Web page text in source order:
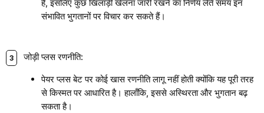
है, इसलिए कुछ खिलाड़ी खेलना जारी रखने का निर्णय लेते समय इन
संभावित भुगतानों पर विचार कर सकते हैं।
जोड़ी प्लस रणनीति:
पेयर प्लस बेट पर कोई खास रणनीति लागू नहीं होती क्योंकि यह पूरी तरह
से किस्मत पर आधारित है। हालाँकि, इससे अस्थिरता और भुगतान बढ़
सकता है।